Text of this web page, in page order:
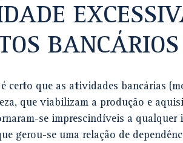
BANCÁRIOS
certo que as atividades bancárias
que viabilizam a produção e
se imprescindíveis a qualquer
gerou-se uma relação de